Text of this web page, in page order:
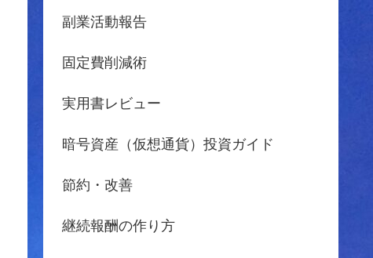
副業活動報告
固定費削減術
実用書レビュー
暗号資産（仮想通貨）投資ガイド
節約・改善
継続報酬の作り方